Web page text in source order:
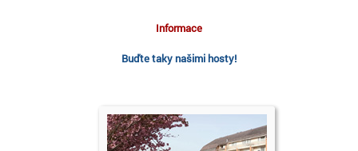
Informace
Buďte taky našimi hosty!